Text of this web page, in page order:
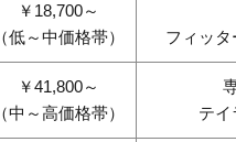
￥18,700～
（低～中価格帯）
フィッ
￥41,800～
（中～高価格帯）
テイ